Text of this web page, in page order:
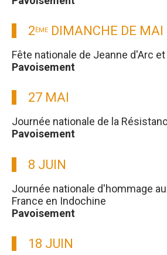
2ÈME DIMANCHE DE MAI
Fête nationale de Jeanne d'Arc
Pavoisement
27 MAI
Journée nationale de la
Pavoisement
8 JUIN
Journée nationale d'hommage
France en Indochine
Pavoisement
18 JUIN